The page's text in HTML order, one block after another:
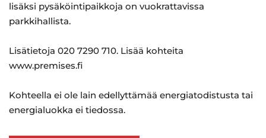
lisäksi pysäköintipaikkoja on vuokrattavissa
parkkihallista.
Lisätietoja 020 7290 710. Lisää kohteita
www.premises.fi
Kohteella ei ole lain edellyttämää energiatodistusta tai
energialuokka ei tiedossa.